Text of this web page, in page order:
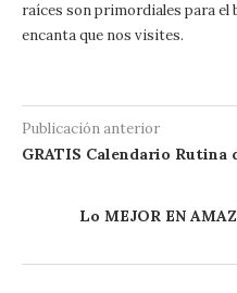
raíces son primordiales para
encanta que nos visites.
Publicación anterior
GRATIS Calendario
Lo MEJOR EN